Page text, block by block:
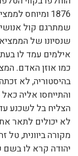
1876 ומיוחס
שמתרגם קול
שנסיונו של
אילמים עמד לו
כמו אוזן האדם.
בהיסטוריה, לא
והתייחסו אליה כאל
הצליח בל לשכנע
לא יכולים לתאר
מקורה ביוונית, טל
יהודה קרא לו